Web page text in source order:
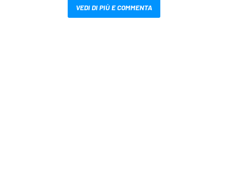
VEDI DI PIÙ E COMMENTA